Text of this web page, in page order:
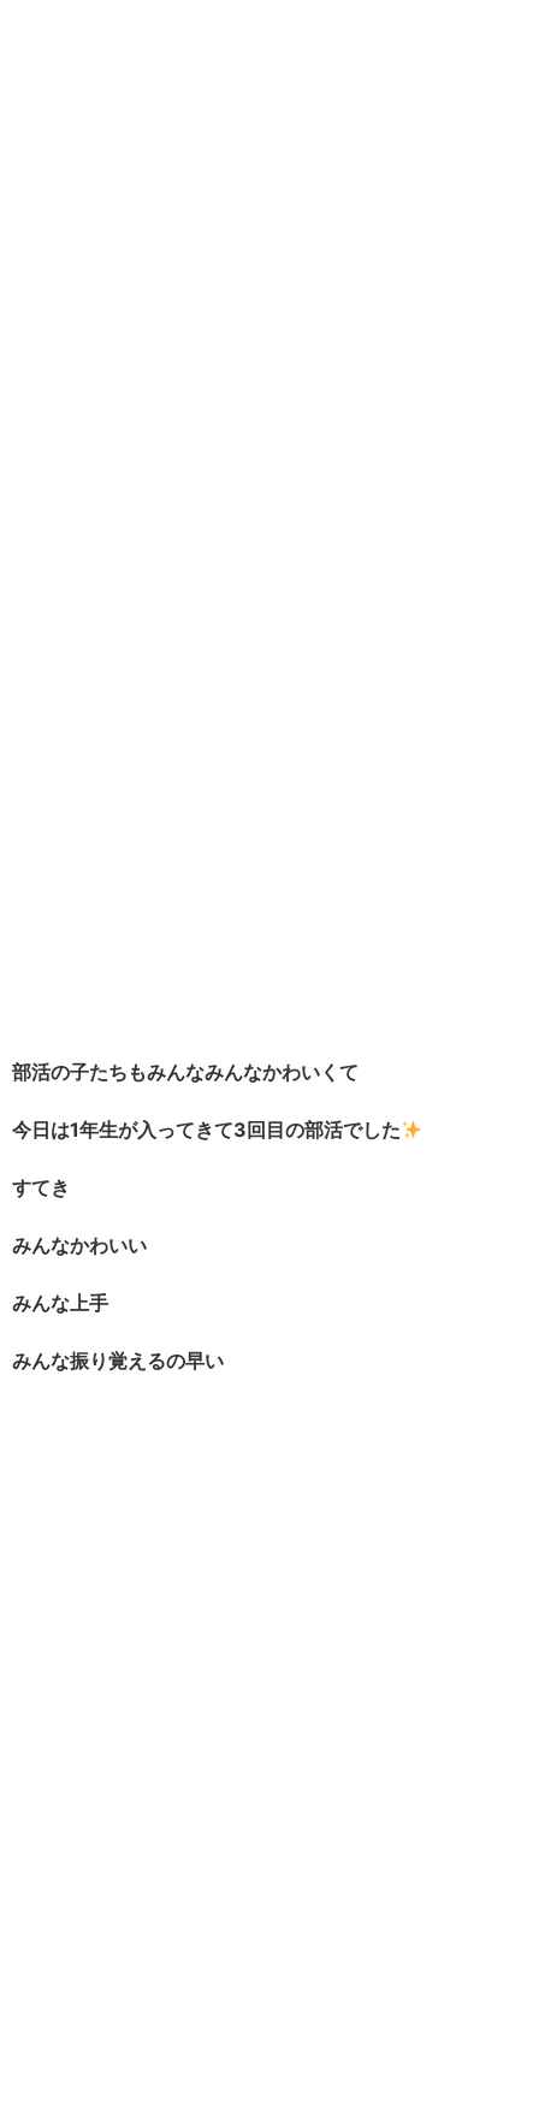
部活の子たちもみんなみんなかわいくて
今日は1年生が入ってきて3回目の部活でした
すてき
みんなかわいい
みんな上手
みんな振り覚えるの早い